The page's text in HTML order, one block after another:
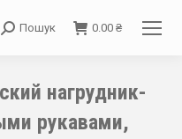
Search:
Пошук 0.00 ₴
нагрудник-
рукавами,